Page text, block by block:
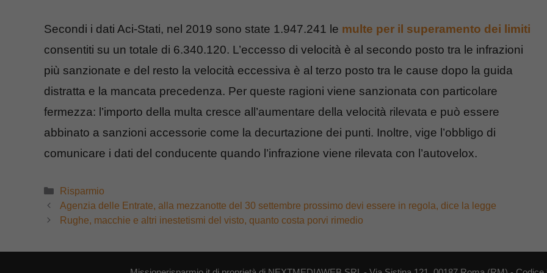
Secondi i dati Aci-Stati, nel 2019 sono state 1.947.241 le multe per il superamento dei limiti
consentiti su un totale di 6.340.120. L’eccesso di velocità è al secondo posto tra le infrazioni
più sanzionate e del resto la velocità eccessiva è al terzo posto tra le cause dopo la guida
distratta e la mancata precedenza. Per queste ragioni viene sanzionata con particolare
fermezza: l’importo della multa cresce all’aumentare della velocità rilevata e può essere
abbinato a sanzioni accessorie come la decurtazione dei punti. Inoltre, vige l’obbligo di
comunicare i dati del conducente quando l’infrazione viene rilevata con l’autovelox.
Categorie
Risparmio
Agenzia delle Entrate, alla mezzanotte del 30 settembre prossimo devi essere in regola, dice la legge
Rughe, macchie e altri inestetismi del visto, quanto costa porvi rimedio